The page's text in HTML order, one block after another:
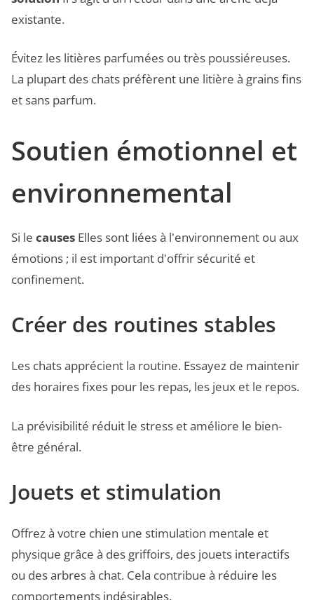
existante.
Évitez les litières parfumées ou très poussiéreuses.
La plupart des chats préfèrent une litière à grains fins
et sans parfum.
Soutien émotionnel et
environnemental
Si le causes Elles sont liées à l'environnement ou aux
émotions ; il est important d'offrir sécurité et
confinement.
Créer des routines stables
Les chats apprécient la routine. Essayez de maintenir
des horaires fixes pour les repas, les jeux et le repos.
La prévisibilité réduit le stress et améliore le bien-
être général.
Jouets et stimulation
Offrez à votre chien une stimulation mentale et
physique grâce à des griffoirs, des jouets interactifs
ou des arbres à chat. Cela contribue à réduire les
comportements indésirables.